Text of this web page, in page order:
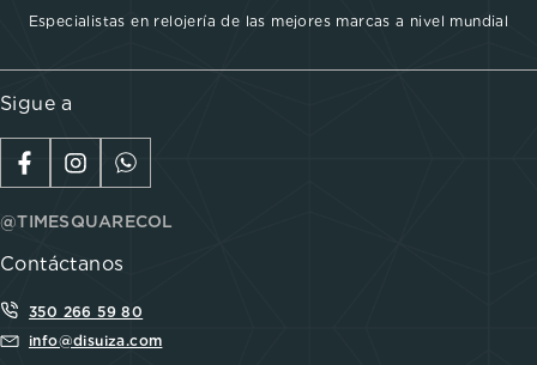
Especialistas en relojería de las mejores marcas a nivel mundial
Sigue a
@TIMESQUARECOL
Contáctanos
350 266 59 80
info@disuiza.com